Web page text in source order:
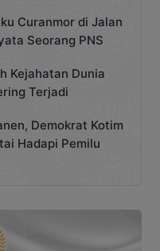
Curanmor di Jalan
Seorang PNS
Kejahatan Dunia
Terjadi
Demokrat Kotim
Hadapi Pemilu